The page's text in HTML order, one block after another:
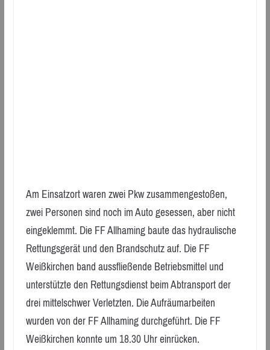
Am Einsatzort waren zwei Pkw zusammengestoßen,
zwei Personen sind noch im Auto gesessen, aber nicht
eingeklemmt. Die FF Allhaming baute das hydraulische
Rettungsgerät und den Brandschutz auf. Die FF
Weißkirchen band aussfließende Betriebsmittel und
unterstützte den Rettungsdienst beim Abtransport der
drei mittelschwer Verletzten. Die Aufräumarbeiten
wurden von der FF Allhaming durchgeführt. Die FF
Weißkirchen konnte um 18.30 Uhr einrücken.